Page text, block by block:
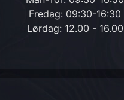
Fredag: 09:30-16:30
Lørdag: 12.00 - 16.00